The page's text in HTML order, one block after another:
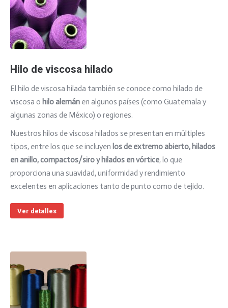
Hilo de viscosa hilado
El hilo de viscosa hilada también se conoce como hilado de
viscosa o hilo alemán en algunos países (como Guatemala y
algunas zonas de México) o regiones.
Nuestros hilos de viscosa hilados se presentan en múltiples
tipos, entre los que se incluyen los de extremo abierto, hilados
en anillo, compactos/siro y hilados en vórtice, lo que
proporciona una suavidad, uniformidad y rendimiento
excelentes en aplicaciones tanto de punto como de tejido.
Ver detalles